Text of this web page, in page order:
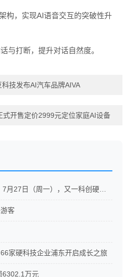
构，实现AI语音交互的突破性升
与打断，提升对话自然度。
技发布AI汽车品牌AIVA
式开售定价2999元定位家庭AI设备
客
家硬科技企业浦东开启成长之旅
6302.1万元